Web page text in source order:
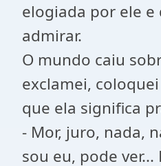
elogiada por ele e
admirar.
O mundo caiu
exclamei,
que ela significa
- Mor, juro, nada,
sou eu, pode